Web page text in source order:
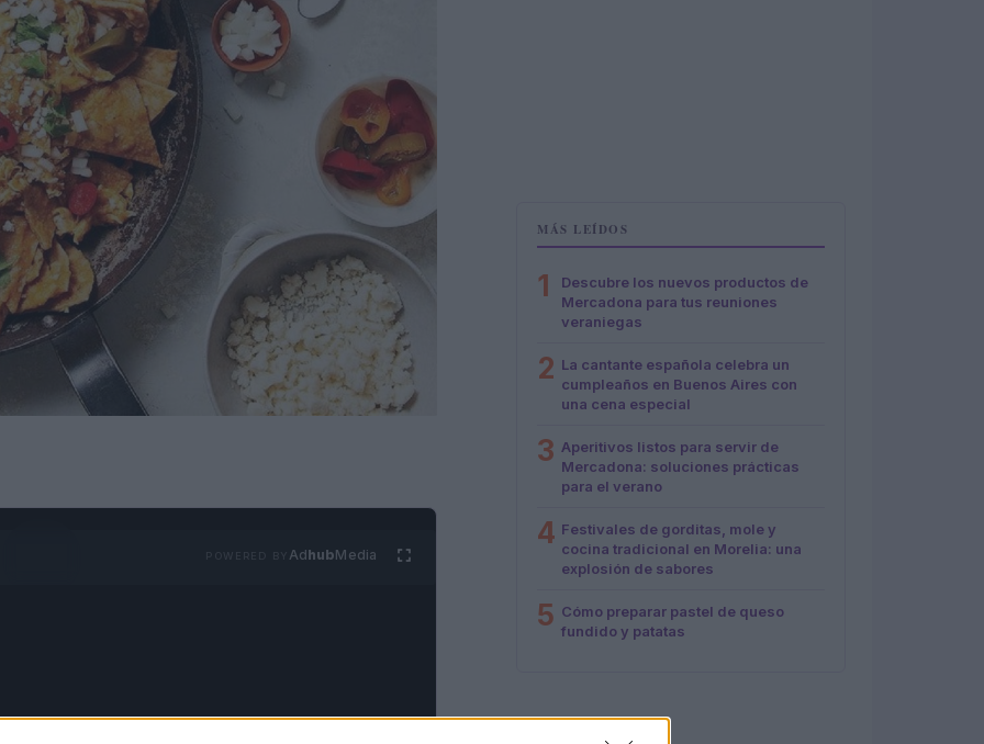
AdhubMedia
MÁS LEÍDOS
1
Descubre los nuevos productos de
Mercadona para tus reuniones
veraniegas
2 La cantante española celebra un
cumpleaños en Buenos Aires con
una cena especial
3 Aperitivos listos para servir de
Mercadona: soluciones prácticas
para el verano
4 Festivales de gorditas, mole y
cocina tradicional en Morelia: una
explosión de sabores
5 Cómo preparar pastel de queso
fundido y patatas